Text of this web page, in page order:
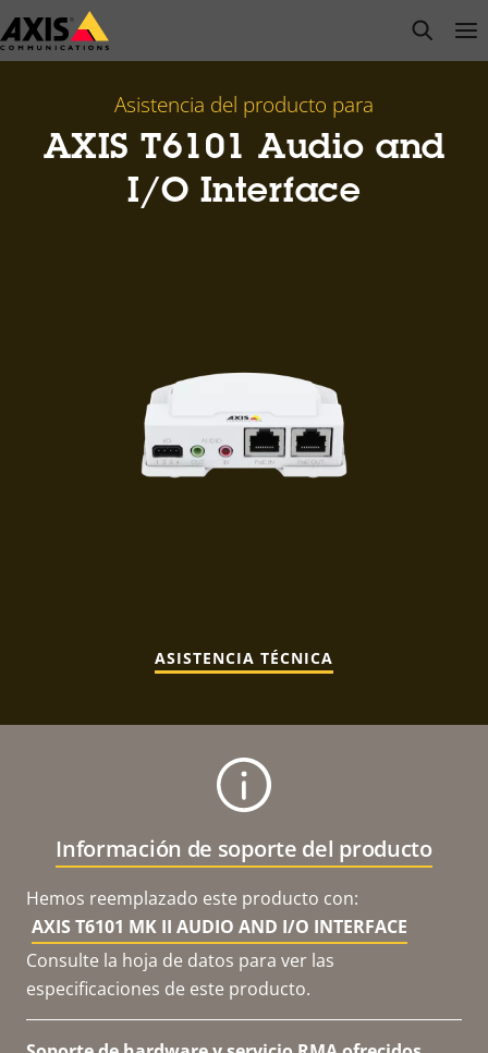
Saltar
al
open
Asistencia del producto para
AXIS T6101 Audio and
I/O Interface
ASISTENCIA TÉCNICA
Información de soporte del producto
Hemos reemplazado este producto con:
AXIS T6101 MK II AUDIO AND I/O INTERFACE
Consulte la hoja de datos para ver las
especificaciones de este producto.